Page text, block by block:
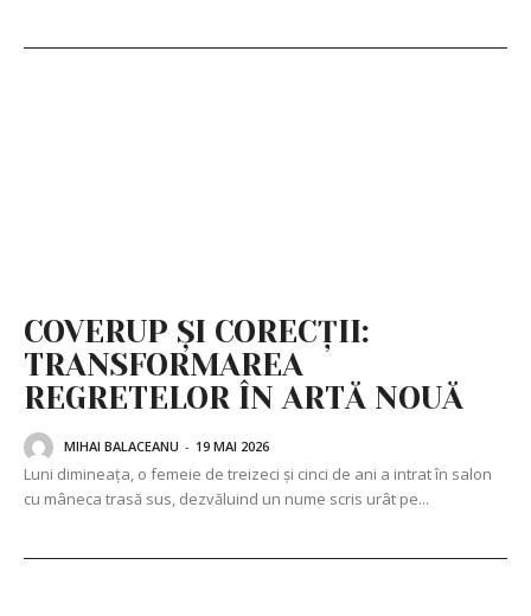
COVERUP ȘI CORECȚII:
TRANSFORMAREA
REGRETELOR ÎN ARTĂ NOUĂ
MIHAI BALACEANU - 19 MAI 2026
Luni dimineața, o femeie de treizeci și cinci de ani a intrat în salon
cu mâneca trasă sus, dezvăluind un nume scris urât pe...